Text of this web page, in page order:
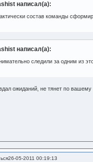
написал(а):
состав команды
написал(а):
следили за одним из
ожиданий, не тянет по
26-05-2011 00:19:13